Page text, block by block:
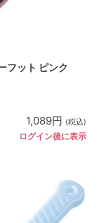
フット ピンク
1,089円 (税込)
ログイン後に表示